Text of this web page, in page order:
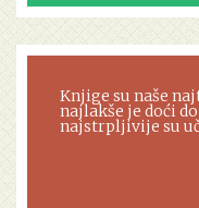
Knjige su naše
najlakše je doći
najstrpljivije su
Charles